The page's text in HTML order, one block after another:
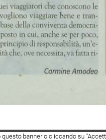
banner o cliccando su